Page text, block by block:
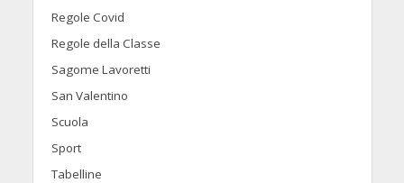
Regole Covid
Regole della Classe
Sagome Lavoretti
San Valentino
Scuola
Sport
Tabelline